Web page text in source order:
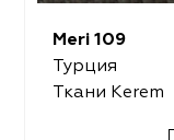
Meri 109
Турция
Ткани Kerem